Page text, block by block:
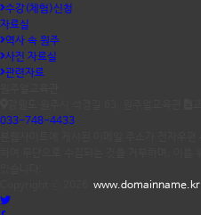
수강(체험)신청
자료실
역사 속 원주
사진 자료실
관련자료
033-748-4433
www.domainname.kr